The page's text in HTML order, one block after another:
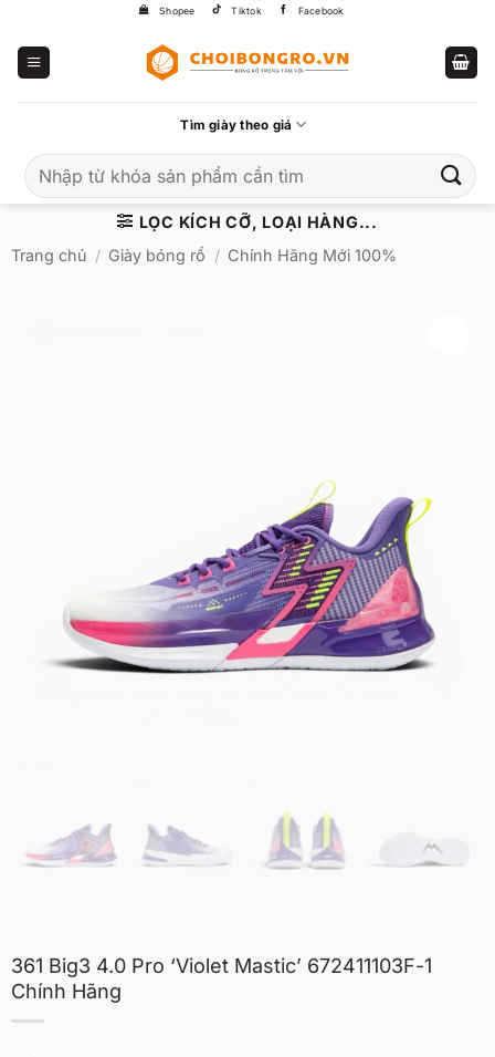
Shopee Tiktok Facebook
Tìm giày theo giá
kiếm:
LỌC KÍCH CỠ, LOẠI HÀNG...
Trang chủ / Giày bóng rổ / Chính Hãng Mới 100%
361 Big3 4.0 Pro ‘Violet Mastic’ 672411103F-1
Chính Hãng